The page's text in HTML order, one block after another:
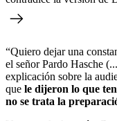
“Quiero dejar una
el señor Pardo Hasche
explicación sobre la
que le dijeron lo que
no se trata la